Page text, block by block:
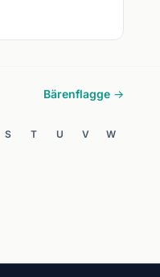
Bärenflagge →
S T U V W